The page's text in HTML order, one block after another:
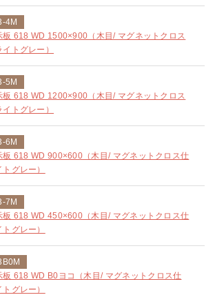
4M
板 618 WD 1500×900（木目/ マグネットクロス
トグレー）
5M
板 618 WD 1200×900（木目/ マグネットクロス
トグレー）
6M
板 618 WD 900×600（木目/ マグネットクロス仕
グレー）
7M
板 618 WD 450×600（木目/ マグネットクロス仕
グレー）
板 618 WD B0ヨコ（木目/ マグネットクロス仕
グレー）